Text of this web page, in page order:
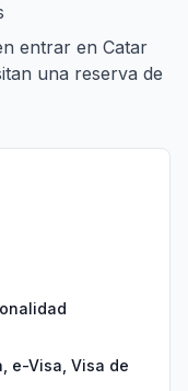
entrar en Catar
una reserva de
e-Visa, Visa de